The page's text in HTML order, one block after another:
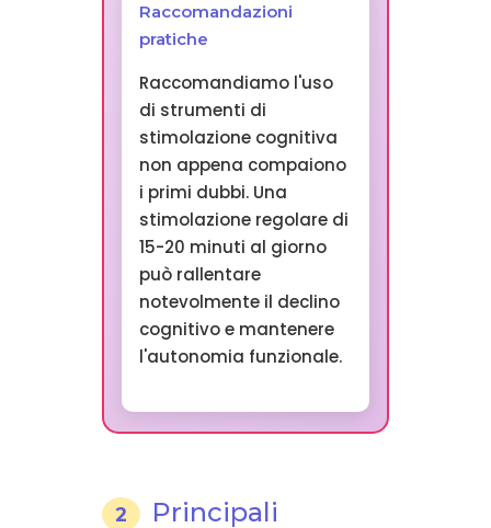
Raccomandazioni
pratiche
Raccomandiamo l'uso
di strumenti di
stimolazione cognitiva
non appena compaiono
i primi dubbi. Una
stimolazione regolare di
15-20 minuti al giorno
può rallentare
notevolmente il declino
cognitivo e mantenere
l'autonomia funzionale.
2
Principali